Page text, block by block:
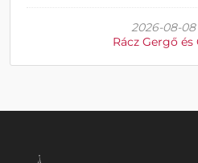
2026-08-08
Rácz Gergő és